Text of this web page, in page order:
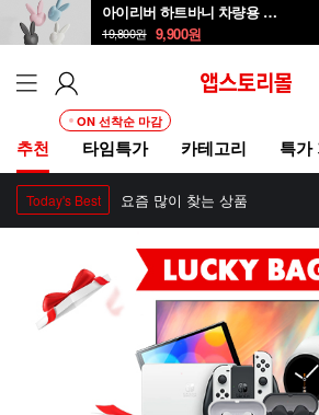
아이리버 하트바니 차량용 방향제 ICD-B1
19,800원 9,900원
추천
ON 선착순 마감
타임특가 카테고리 특가
Today's Best 요즘 많이 찾는 상품